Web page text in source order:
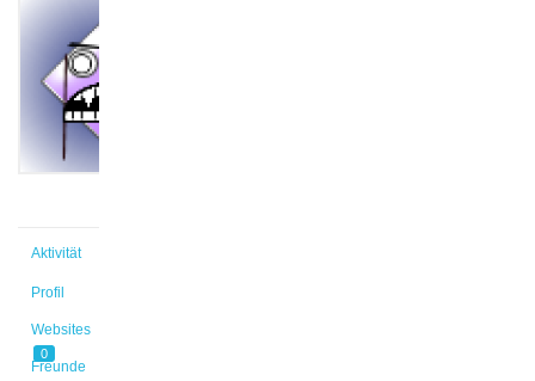
Aktivität
Profil
Websites
0
Freunde